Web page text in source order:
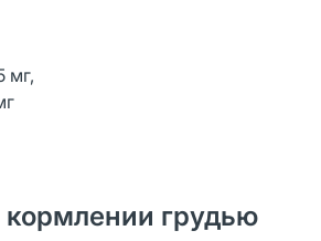
мг,
грудью